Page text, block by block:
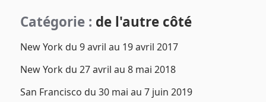
Catégorie : de l'autre côté
New York du 9 avril au 19 avril 2017
New York du 27 avril au 8 mai 2018
San Francisco du 30 mai au 7 juin 2019